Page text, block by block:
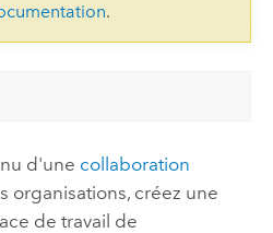
.
d'une collaboration
organisations, créez une
de travail de